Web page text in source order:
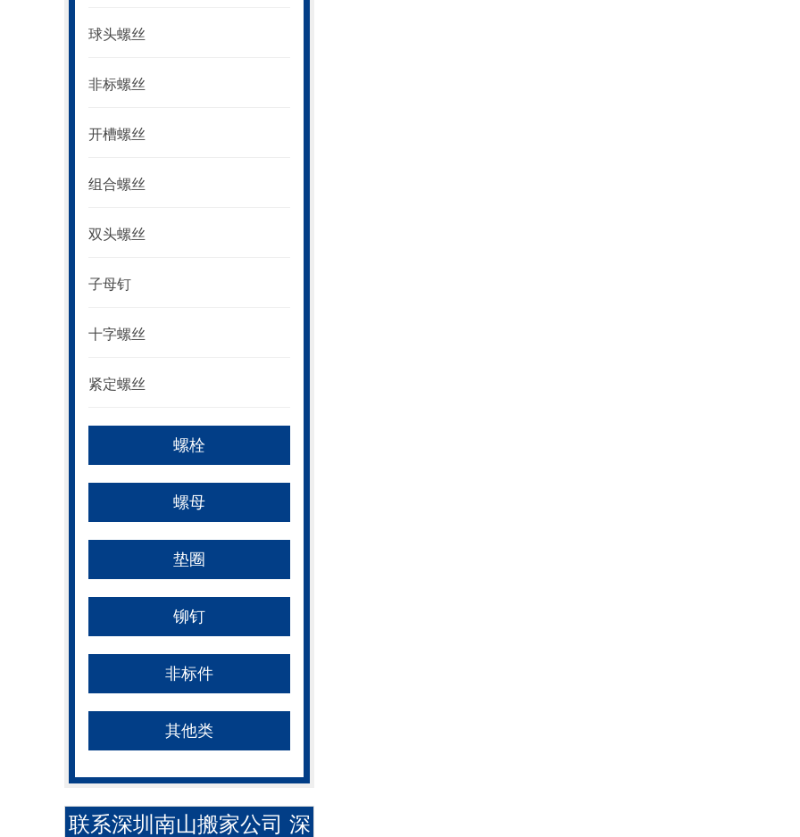
球头螺丝
非标螺丝
开槽螺丝
组合螺丝
双头螺丝
子母钉
十字螺丝
紧定螺丝
螺栓
螺母
垫圈
铆钉
非标件
其他类
联系深圳南山搬家公司 深